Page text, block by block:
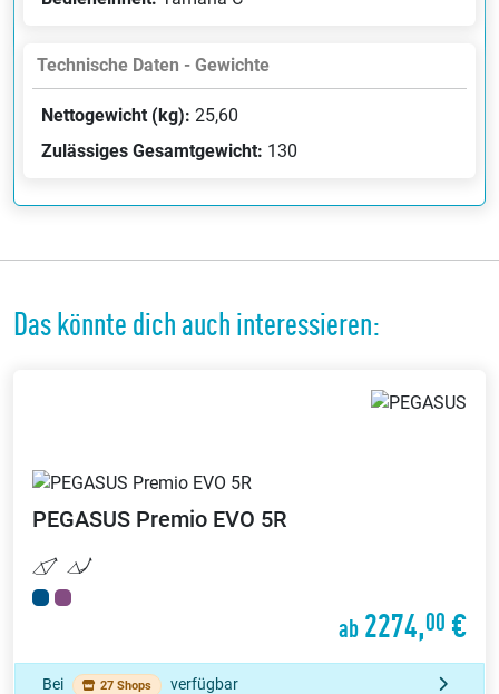
Technische Daten - Gewichte
Nettogewicht (kg): 25,60
Zulässiges Gesamtgewicht: 130
Das könnte dich auch interessieren:
PEGASUS Premio EVO 5R
ab 2274,00 €
Bei 27 Shops verfügbar